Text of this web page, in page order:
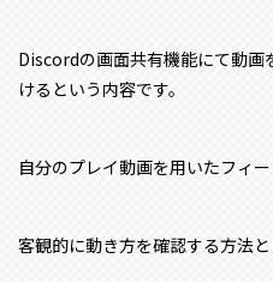
Discordの画面共有機能にて動画
けるという内容です。
自分のプレイ動画を用いたフィー
客観的に動き方を確認する方法